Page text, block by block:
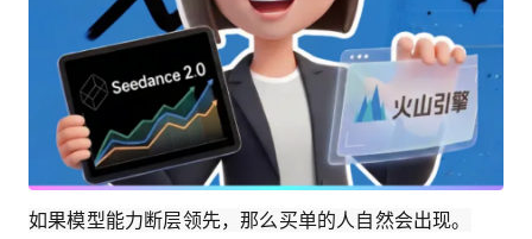
如果模型能力断层领先，那么买单的人自然会出现。